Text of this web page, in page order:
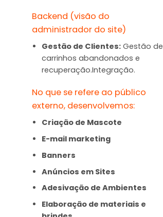
Backend (visão do
administrador do site)
Gestão de Clientes:Gestão de
carrinhos abandonados e
recuperação.Integração.
No que se refere ao público
externo, desenvolvemos:
Criação de Mascote
E-mail marketing
Banners
Anúncios em Sites
Adesivação de Ambientes
Elaboração de materiais e